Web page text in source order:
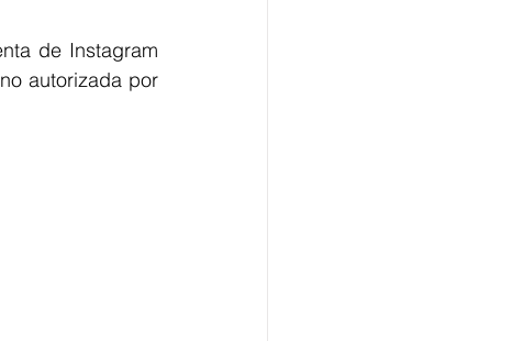
de Instagram
autorizada por